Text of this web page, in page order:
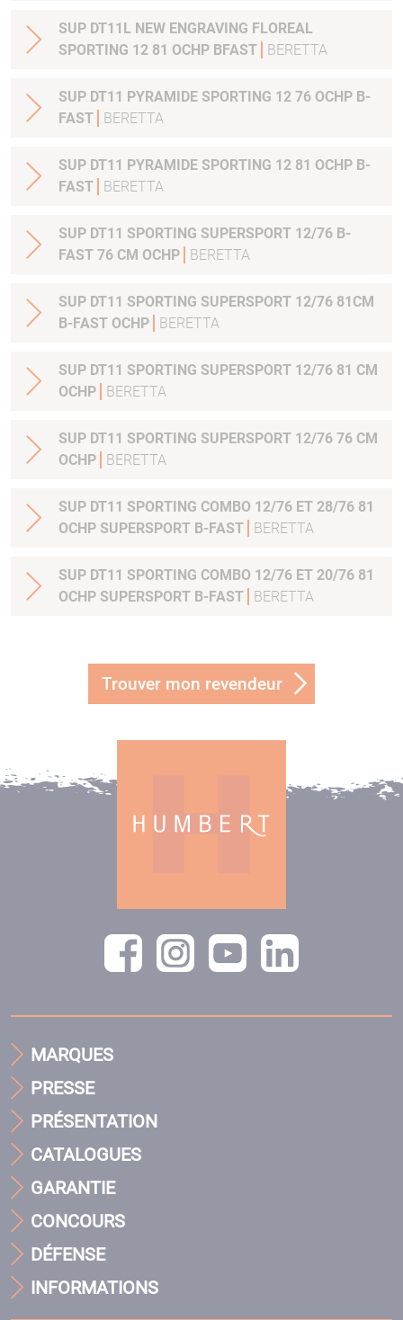
SUP DT11L NEW ENGRAVING FLOREAL
SPORTING 12 81 OCHP BFAST
BERETTA
SUP DT11 PYRAMIDE SPORTING 12 76 OCHP B-
FAST
BERETTA
SUP DT11 PYRAMIDE SPORTING 12 81 OCHP B-
FAST
BERETTA
SUP DT11 SPORTING SUPERSPORT 12/76 B-
FAST 76 CM OCHP
BERETTA
SUP DT11 SPORTING SUPERSPORT 12/76 81CM
B-FAST OCHP
BERETTA
SUP DT11 SPORTING SUPERSPORT 12/76 81 CM
OCHP
BERETTA
SUP DT11 SPORTING SUPERSPORT 12/76 76 CM
OCHP
BERETTA
SUP DT11 SPORTING COMBO 12/76 ET 28/76 81
OCHP SUPERSPORT B-FAST
BERETTA
SUP DT11 SPORTING COMBO 12/76 ET 20/76 81
OCHP SUPERSPORT B-FAST
BERETTA
Trouver mon revendeur
MARQUES
PRESSE
PRÉSENTATION
CATALOGUES
GARANTIE
CONCOURS
DÉFENSE
INFORMATIONS